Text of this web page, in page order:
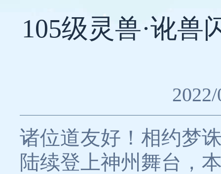
105级灵兽·讹
诸位道友好！相约梦
陆续登上神州舞台，